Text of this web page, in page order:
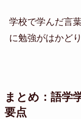
学校で学んだ言
に勉強がはかど
まとめ：語学
要点